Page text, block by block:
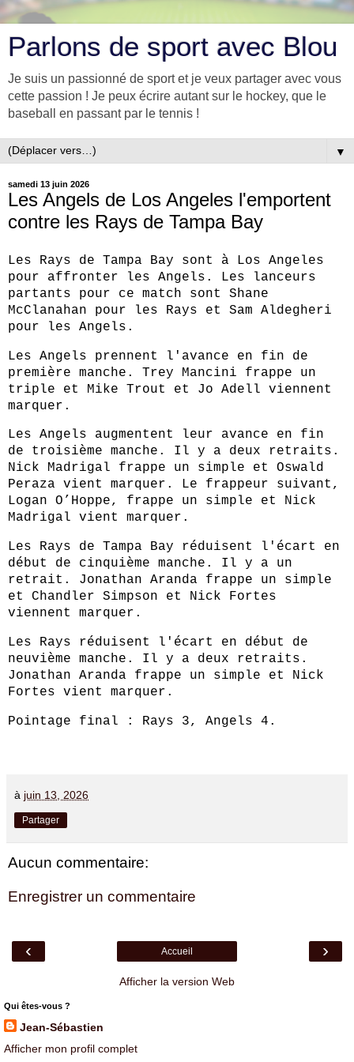
Parlons de sport avec Blou
Je suis un passionné de sport et je veux partager avec vous
cette passion ! Je peux écrire autant sur le hockey, que le
baseball en passant par le tennis !
▼
samedi 13 juin 2026
Les Angels de Los Angeles l'emportent
contre les Rays de Tampa Bay
Les Rays de Tampa Bay sont à Los Angeles
pour affronter les Angels. Les lanceurs
partants pour ce match sont Shane
McClanahan pour les Rays et Sam Aldegheri
pour les Angels.
Les Angels prennent l'avance en fin de
première manche. Trey Mancini frappe un
triple et Mike Trout et Jo Adell viennent
marquer.
Les Angels augmentent leur avance en fin
de troisième manche. Il y a deux retraits.
Nick Madrigal frappe un simple et Oswald
Peraza vient marquer. Le frappeur suivant,
Logan O’Hoppe, frappe un simple et Nick
Madrigal vient marquer.
Les Rays de Tampa Bay réduisent l'écart en
début de cinquième manche. Il y a un
retrait. Jonathan Aranda frappe un simple
et Chandler Simpson et Nick Fortes
viennent marquer.
Les Rays réduisent l'écart en début de
neuvième manche. Il y a deux retraits.
Jonathan Aranda frappe un simple et Nick
Fortes vient marquer.
Pointage final : Rays 3, Angels 4.
à juin 13, 2026
Partager
Aucun commentaire:
Enregistrer un commentaire
‹ ›
Accueil
Afficher la version Web
Qui êtes-vous ?
Jean-Sébastien
Afficher mon profil complet